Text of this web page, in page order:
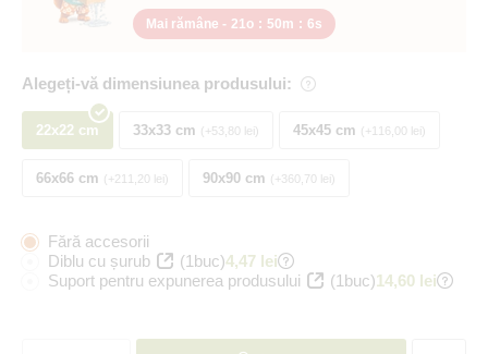
Mai rămâne - 21o : 50m : 5s
Alegeți-vă dimensiunea produsului:
22x22 cm 33x33 cm +53,80 lei 45x45 cm +116,00 lei
66x66 cm +211,20 lei 90x90 cm +360,70 lei
Fără accesorii
Diblu cu șurub
(1buc)4,47 lei
Suport pentru expunerea produsului
(1buc)14,60 lei